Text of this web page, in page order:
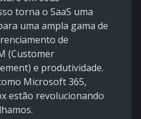
torna o SaaS uma
uma ampla gama de
de
(Customer
e produtividade.
Microsoft 365,
estão revolucionando